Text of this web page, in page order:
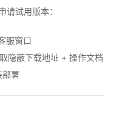
请试用版本：
服窗口
隐蔽下载地址 + 操作文档
部署